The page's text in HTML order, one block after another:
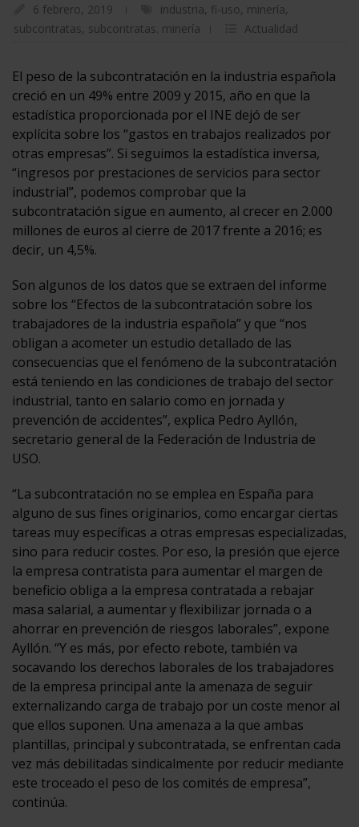
6 febrero, 2019 industria, fi-uso, minería,
subcontratas, subcontratas. minería Actualidad
El peso de la subcontratación en la industria española
creció en un 49% entre 2009 y 2015, año en que la
estadística proporcionada por el INE dejó de ser
explícita sobre los “gastos en trabajos realizados por
otras empresas”. Si seguimos la estadística inversa,
“ingresos por prestaciones de servicios para sector
industrial”, podemos comprobar que la
subcontratación sigue en aumento, al crecer en 2.000
millones de euros al cierre de 2017 frente a 2016; es
decir, un 4,5%.
Son algunos de los datos que se extraen del informe
sobre los “Efectos de la subcontratación sobre los
trabajadores de la industria española” y que “nos
obligan a acometer un estudio detallado de las
consecuencias que el fenómeno de la subcontratación
está teniendo en las condiciones de trabajo del sector
industrial, tanto en salario como en jornada y
prevención de accidentes”, explica Pedro Ayllón,
secretario general de la Federación de Industria de
USO.
“La subcontratación no se emplea en España para
alguno de sus fines originarios, como encargar ciertas
tareas muy específicas a otras empresas especializadas,
sino para reducir costes. Por eso, la presión que ejerce
la empresa contratista para aumentar el margen de
beneficio obliga a la empresa contratada a rebajar
masa salarial, a aumentar y flexibilizar jornada o a
ahorrar en prevención de riesgos laborales”, expone
Ayllón. “Y es más, por efecto rebote, también va
socavando los derechos laborales de los trabajadores
de la empresa principal ante la amenaza de seguir
externalizando carga de trabajo por un coste menor al
que ellos suponen. Una amenaza a la que ambas
plantillas, principal y subcontratada, se enfrentan cada
vez más debilitadas sindicalmente por reducir mediante
este troceado el peso de los comités de empresa”,
continúa.